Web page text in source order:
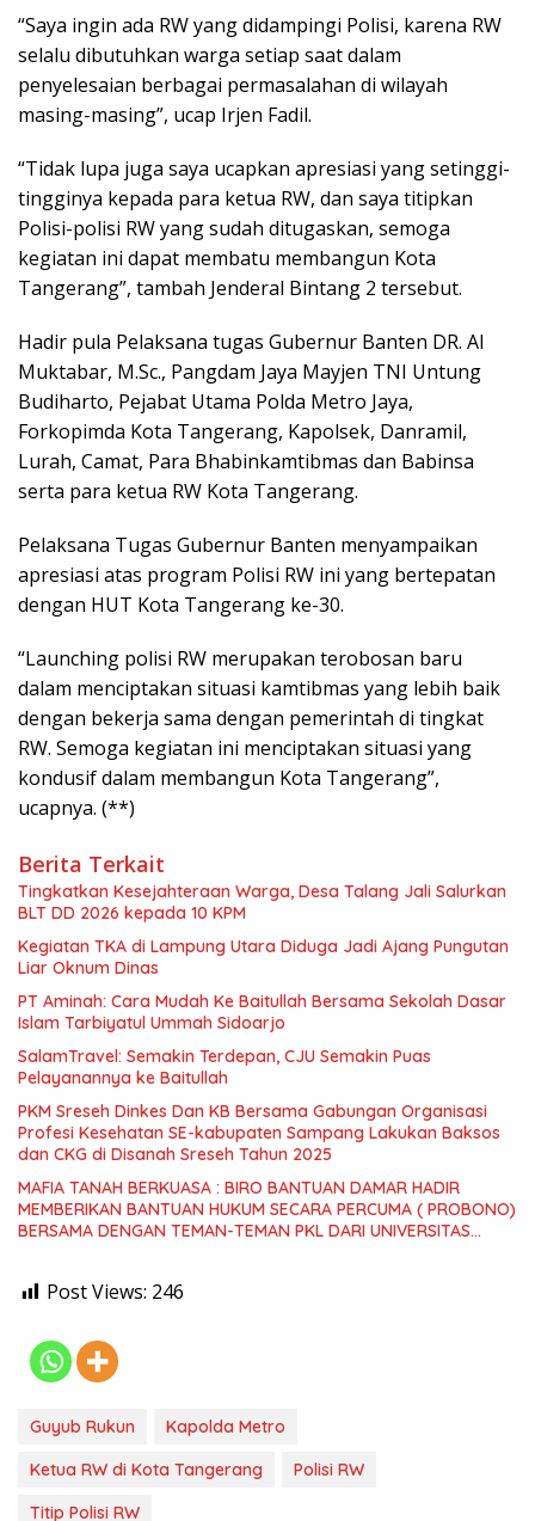
“Saya ingin ada RW yang didampingi Polisi, karena RW
selalu dibutuhkan warga setiap saat dalam
penyelesaian berbagai permasalahan di wilayah
masing-masing”, ucap Irjen Fadil.
“Tidak lupa juga saya ucapkan apresiasi yang setinggi-
tingginya kepada para ketua RW, dan saya titipkan
Polisi-polisi RW yang sudah ditugaskan, semoga
kegiatan ini dapat membatu membangun Kota
Tangerang”, tambah Jenderal Bintang 2 tersebut.
Hadir pula Pelaksana tugas Gubernur Banten DR. Al
Muktabar, M.Sc., Pangdam Jaya Mayjen TNI Untung
Budiharto, Pejabat Utama Polda Metro Jaya,
Forkopimda Kota Tangerang, Kapolsek, Danramil,
Lurah, Camat, Para Bhabinkamtibmas dan Babinsa
serta para ketua RW Kota Tangerang.
Pelaksana Tugas Gubernur Banten menyampaikan
apresiasi atas program Polisi RW ini yang bertepatan
dengan HUT Kota Tangerang ke-30.
“Launching polisi RW merupakan terobosan baru
dalam menciptakan situasi kamtibmas yang lebih baik
dengan bekerja sama dengan pemerintah di tingkat
RW. Semoga kegiatan ini menciptakan situasi yang
kondusif dalam membangun Kota Tangerang”,
ucapnya. (**)
Berita Terkait
Tingkatkan Kesejahteraan Warga, Desa Talang Jali Salurkan
BLT DD 2026 kepada 10 KPM
Kegiatan TKA di Lampung Utara Diduga Jadi Ajang Pungutan
Liar Oknum Dinas
PT Aminah: Cara Mudah Ke Baitullah Bersama Sekolah Dasar
Islam Tarbiyatul Ummah Sidoarjo
SalamTravel: Semakin Terdepan, CJU Semakin Puas
Pelayanannya ke Baitullah
PKM Sreseh Dinkes Dan KB Bersama Gabungan Organisasi
Profesi Kesehatan SE-kabupaten Sampang Lakukan Baksos
dan CKG di Disanah Sreseh Tahun 2025
MAFIA TANAH BERKUASA : BIRO BANTUAN DAMAR HADIR
MEMBERIKAN BANTUAN HUKUM SECARA PERCUMA ( PROBONO)
BERSAMA DENGAN TEMAN-TEMAN PKL DARI UNIVERSITAS
Post Views: 246
Guyub Rukun
Kapolda Metro
Ketua RW di Kota Tangerang
Polisi RW
Titip Polisi RW